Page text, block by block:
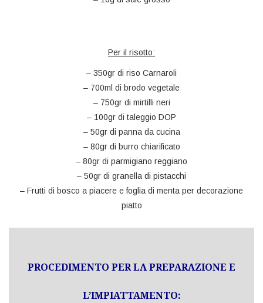
Per il risotto:
– 350gr di riso Carnaroli
– 700ml di brodo vegetale
– 750gr di mirtilli neri
– 100gr di taleggio DOP
– 50gr di panna da cucina
– 80gr di burro chiarificato
– 80gr di parmigiano reggiano
– 50gr di granella di pistacchi
– Frutti di bosco a piacere e foglia di menta per decorazione
piatto
PROCEDIMENTO PER LA PREPARAZIONE E
L’IMPIATTAMENTO: